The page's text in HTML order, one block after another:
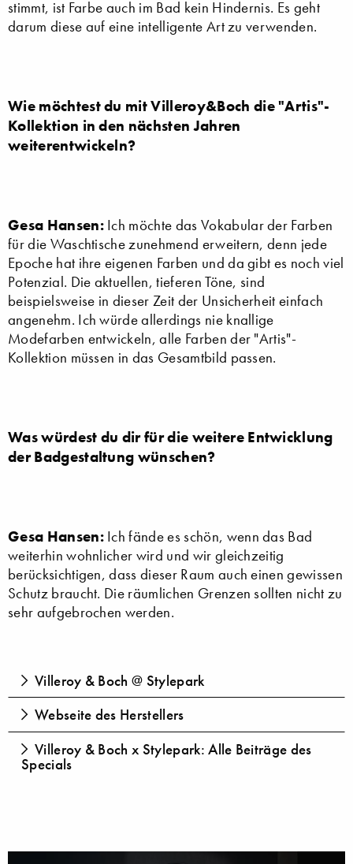
stimmt, ist Farbe auch im Bad kein Hindernis. Es geht
darum diese auf eine intelligente Art zu verwenden.
Wie möchtest du mit Villeroy&Boch die "Artis"-
Kollektion in den nächsten Jahren
weiterentwickeln?
Gesa Hansen:Ich möchte das Vokabular der Farben
für die Waschtische zunehmend erweitern, denn jede
Epoche hat ihre eigenen Farben und da gibt es noch viel
Potenzial. Die aktuellen, tieferen Töne, sind
beispielsweise in dieser Zeit der Unsicherheit einfach
angenehm. Ich würde allerdings nie knallige
Modefarben entwickeln, alle Farben der "Artis"-
Kollektion müssen in das Gesamtbild passen.
Was würdest du dir für die weitere Entwicklung
der Badgestaltung wünschen?
Gesa Hansen:Ich fände es schön, wenn das Bad
weiterhin wohnlicher wird und wir gleichzeitig
berücksichtigen, dass dieser Raum auch einen gewissen
Schutz braucht. Die räumlichen Grenzen sollten nicht zu
sehr aufgebrochen werden.
Villeroy & Boch @ Stylepark
Webseite des Herstellers
Villeroy & Boch x Stylepark: Alle Beiträge des
Specials